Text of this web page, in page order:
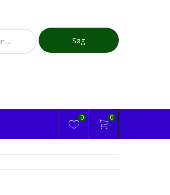
Søg
0 0